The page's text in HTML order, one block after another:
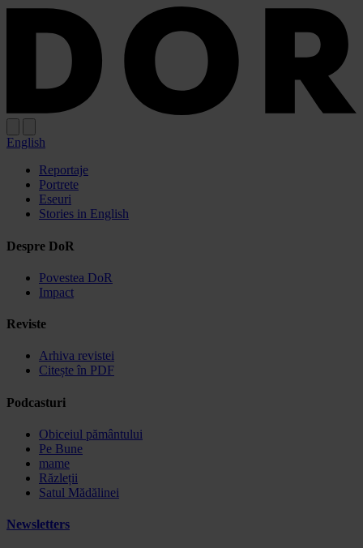
Sari
Sari
English
Reportaje
Portrete
Eseuri
Stories in English
Despre DoR
Povestea DoR
Impact
Reviste
Arhiva revistei
Citește în PDF
Podcasturi
Obiceiul pământului
Pe Bune
mame
Răzleții
Satul Mădălinei
Newsletters